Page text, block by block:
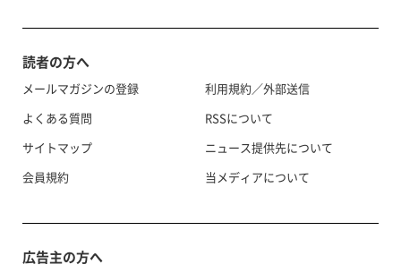
読者の方へ
メールマガジンの登録
よくある質問
サイトマップ
会員規約
利用規約／外部送信
RSSについて
ニュース提供先について
当メディアについて
広告主の方へ